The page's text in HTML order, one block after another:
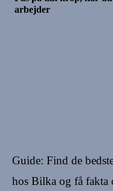
arbejder
Guide: Find de
hos Bilka og få fakta